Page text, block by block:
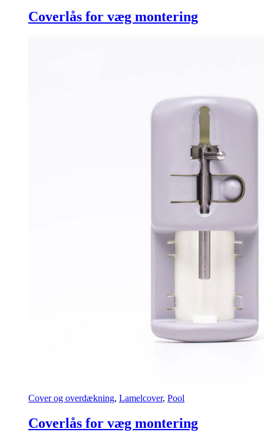
har
flere
Coverlås for væg montering
Cover og overdækning, Lamelcover, Pool
Coverlås for væg montering